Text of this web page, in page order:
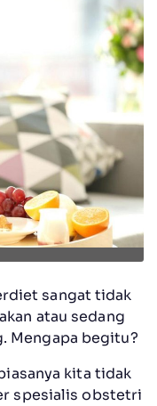
sangat tidak
atau sedang
Mengapa begitu?
kita tidak
spesialis obstetri